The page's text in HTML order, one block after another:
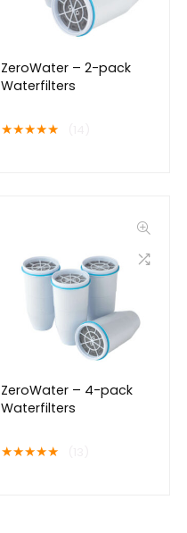
ZeroWater – 2-pack
Waterfilters
★★★★★
ZeroWater – 4-pack
Waterfilters
★★★★★